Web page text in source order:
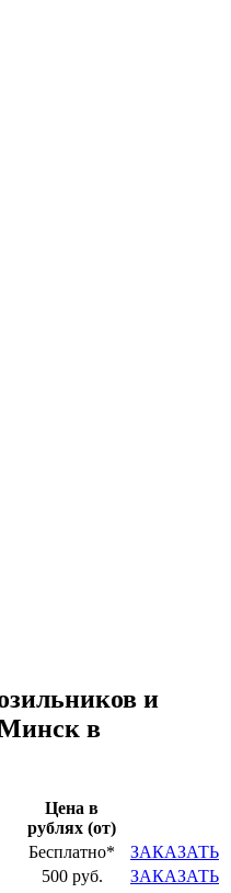
и
в
Цена в
рублях (от)
Бесплатно*
ЗАКАЗАТЬ
500 руб.
ЗАКАЗАТЬ